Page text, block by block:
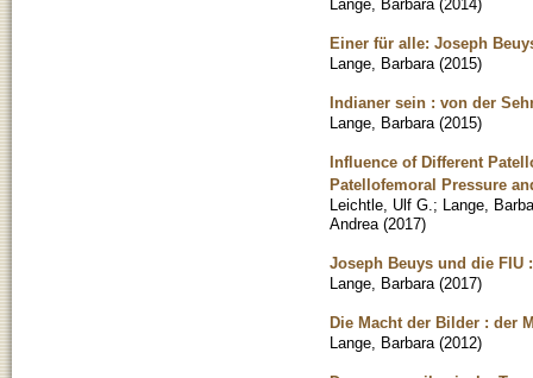
Lange, Barbara (2014)
Einer für alle: Joseph
Lange, Barbara (2015)
Indianer sein : von der
Lange, Barbara (2015)
Influence of Different
Patellofemoral Pressure
Leichtle, Ulf G. ; Lange,
Andrea (2017)
Joseph Beuys und die FIU
Lange, Barbara (2017)
Die Macht der Bilder : der
Lange, Barbara (2012)